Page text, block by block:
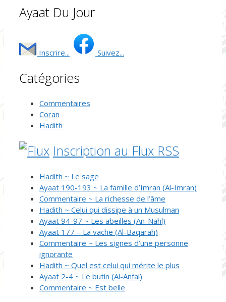
Ayaat Du Jour
Inscrire... Suivez...
Catégories
Commentaires
Coran
Hadith
Inscription au Flux RSS
Hadith ~ Le sage
Ayaat 190-193 ~ La famille d’Imran (Al-Imran)
Commentaire ~ La richesse de l’âme
Hadith ~ Celui qui dissipe à un Musulman
Ayaat 94-97 ~ Les abeilles (An-Nahl)
Ayaat 177 – La vache (Al-Baqarah)
Commentaire ~ Les signes d’une personne
ignorante
Hadith ~ Quel est celui qui mérite le plus
Ayaat 2-4 ~ Le butin (Al-Anfal)
Commentaire ~ Est belle